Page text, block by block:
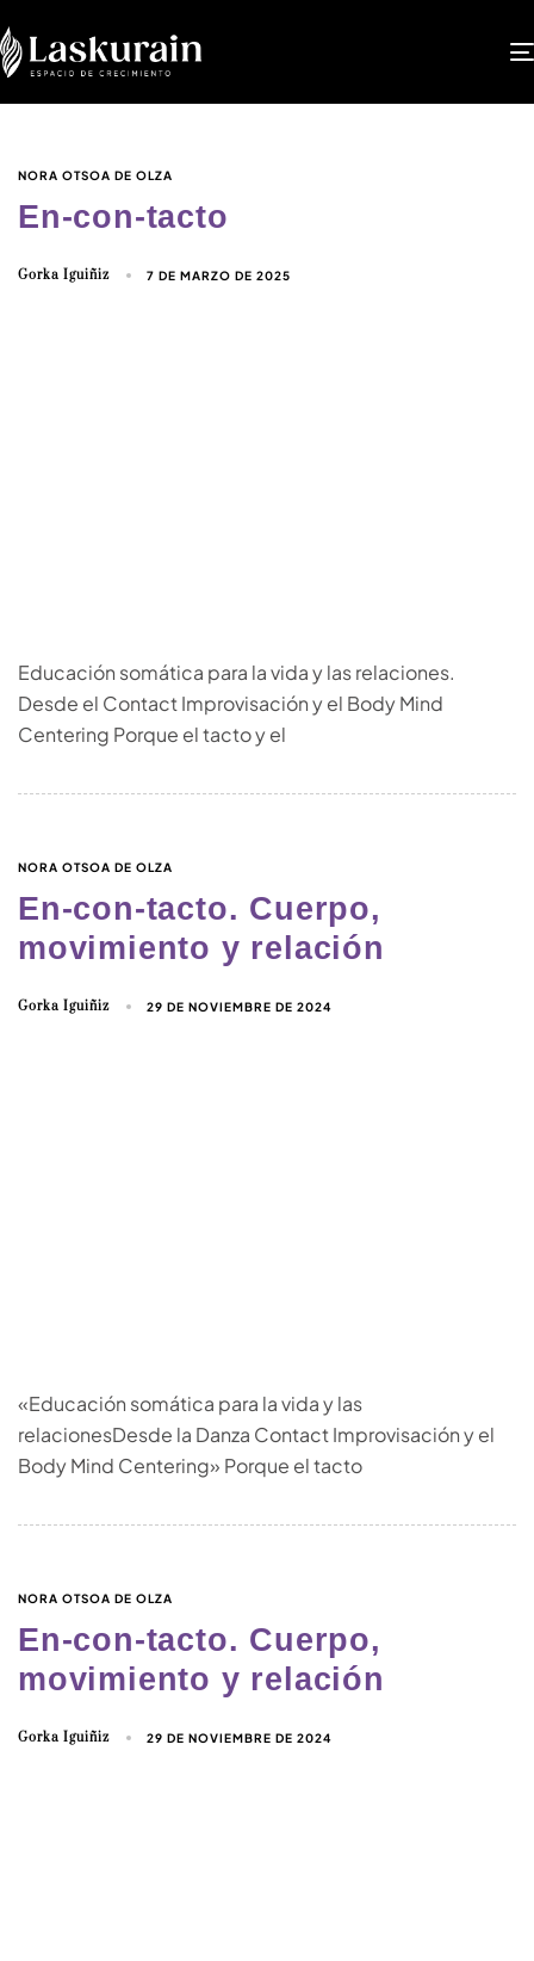
NORA OTSOA DE OLZA
En-con-tacto
Gorka Iguiñiz 7 DE MARZO DE 2025
Educación somática para la vida y las relaciones.
Desde el Contact Improvisación y el Body Mind
Centering Porque el tacto y el
NORA OTSOA DE OLZA
En-con-tacto. Cuerpo,
movimiento y relación
Gorka Iguiñiz 29 DE NOVIEMBRE DE 2024
«Educación somática para la vida y las
relacionesDesde la Danza Contact Improvisación y el
Body Mind Centering» Porque el tacto
NORA OTSOA DE OLZA
En-con-tacto. Cuerpo,
movimiento y relación
Gorka Iguiñiz 29 DE NOVIEMBRE DE 2024